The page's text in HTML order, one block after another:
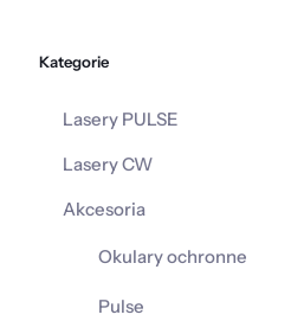
Kategorie
Lasery PULSE
Lasery CW
Akcesoria
Okulary ochronne
Pulse